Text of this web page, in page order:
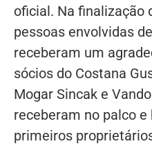
oficial. Na finalização
pessoas envolvidas
receberam um
sócios do Costana
Mogar Sincak e
receberam no palco
primeiros